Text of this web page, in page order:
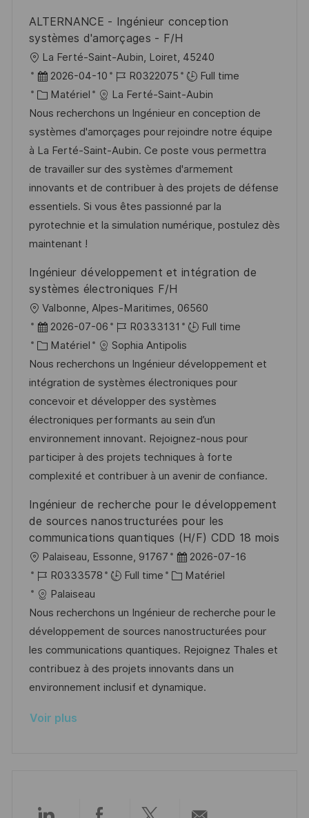
o i
c
a
d
o
e
e
ALTERNANCE - Ingénieur conception
systèmes d'amorçages - F/H
o
c
a
l
i
s
a
t
i
o
La Ferté-Saint-Aubin, Loiret, 45240
D
a
t
e
d
’
a
f
f
i
h
a
e
2026-04-10
R
é
f
é
r
e
n
c
e
p
t
R0322075
Full time
C
a
t
é
g
o
r
i
e
Matériel
La Ferté-Saint-Aubin
Nous recherchons un Ingénieur en conception de
systèmes d'amorçages pour rejoindre notre équipe
à La Ferté-Saint-Aubin. Ce poste vous permettra
de travailler sur des systèmes d'armement
innovants et de contribuer à des projets de défense
essentiels. Si vous êtes passionné par la
pyrotechnie et la simulation numérique, postulez dès
maintenant !
Ingénieur développement et intégration de
systèmes électroniques F/H
o
c
a
l
i
s
a
t
i
n
Valbonne, Alpes-Maritimes, 06560
D
a
t
e
d
’
a
f
f
c
a
e
2026-07-06
R
é
f
é
r
e
n
c
e
u
s
R0333131
Full time
C
a
t
é
g
o
r
i
Matériel
Sophia Antipolis
Nous recherchons un Ingénieur développement et
intégration de systèmes électroniques pour
concevoir et développer des systèmes
électroniques performants au sein d’un
environnement innovant. Rejoignez-nous pour
participer à des projets techniques à forte
complexité et contribuer à un avenir de confiance.
Ingénieur de recherche pour le développement
de sources nanostructurées pour les
communications quantiques (H/F) CDD 18 mois
o
c
a
l
i
s
a
Palaiseau, Essonne, 91767
D
a
e
d
’
a
f
2026-07-16
R
é
f
é
r
e
n
e
R0333578 Full time
C
t
é
g
o
r
Matériel
Palaiseau
Nous recherchons un Ingénieur de recherche pour le
développement de sources nanostructurées pour
les communications quantiques. Rejoignez Thales et
contribuez à des projets innovants dans un
environnement inclusif et dynamique.
Voir plus